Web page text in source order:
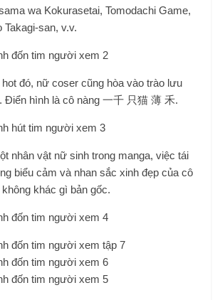
wa Kokurasetai, Tomodachi Game,
Takagi-san, v.v.
hot đó, nữ coser cũng hòa vào trào lưu
Điển hình là cô nàng 一千 只猫 薄 禾.
nhân vật nữ sinh trong manga, việc tái
biểu cảm và nhan sắc xinh đẹp của cô
khác gì bản gốc.